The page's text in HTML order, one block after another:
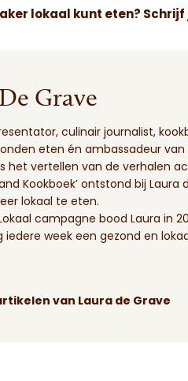
lokaal kunt eten? Schrijf
Grave
culinair journalist,
eten én ambassadeur van
het vertellen van de verhalen
Kookboek’ ontstond bij
lokaal te eten.
campagne bood Laura in
iedere week een gezond en
van Laura de Grave